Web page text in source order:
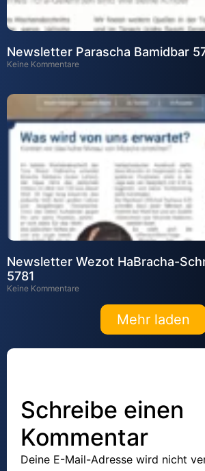
Newsletter Parascha Bamidbar
Keine Kommentare
Newsletter Wezot HaBracha-
5781
Keine Kommentare
Mehr laden
Schreibe einen
Kommentar
Deine E-Mail-Adresse wird nicht